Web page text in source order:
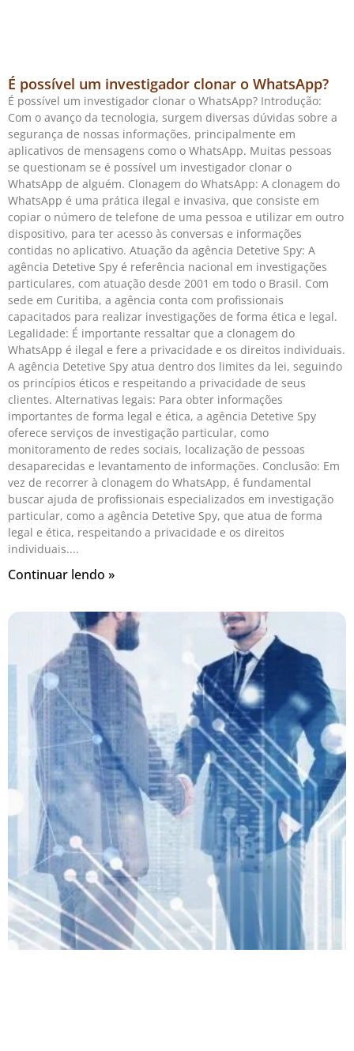
É possível um investigador clonar o WhatsApp?
É possível um investigador clonar o WhatsApp? Introdução:
Com o avanço da tecnologia, surgem diversas dúvidas sobre a
segurança de nossas informações, principalmente em
aplicativos de mensagens como o WhatsApp. Muitas pessoas
se questionam se é possível um investigador clonar o
WhatsApp de alguém. Clonagem do WhatsApp: A clonagem do
WhatsApp é uma prática ilegal e invasiva, que consiste em
copiar o número de telefone de uma pessoa e utilizar em outro
dispositivo, para ter acesso às conversas e informações
contidas no aplicativo. Atuação da agência Detetive Spy: A
agência Detetive Spy é referência nacional em investigações
particulares, com atuação desde 2001 em todo o Brasil. Com
sede em Curitiba, a agência conta com profissionais
capacitados para realizar investigações de forma ética e legal.
Legalidade: É importante ressaltar que a clonagem do
WhatsApp é ilegal e fere a privacidade e os direitos individuais.
A agência Detetive Spy atua dentro dos limites da lei, seguindo
os princípios éticos e respeitando a privacidade de seus
clientes. Alternativas legais: Para obter informações
importantes de forma legal e ética, a agência Detetive Spy
oferece serviços de investigação particular, como
monitoramento de redes sociais, localização de pessoas
desaparecidas e levantamento de informações. Conclusão: Em
vez de recorrer à clonagem do WhatsApp, é fundamental
buscar ajuda de profissionais especializados em investigação
particular, como a agência Detetive Spy, que atua de forma
legal e ética, respeitando a privacidade e os direitos
individuais.
Continuar lendo »